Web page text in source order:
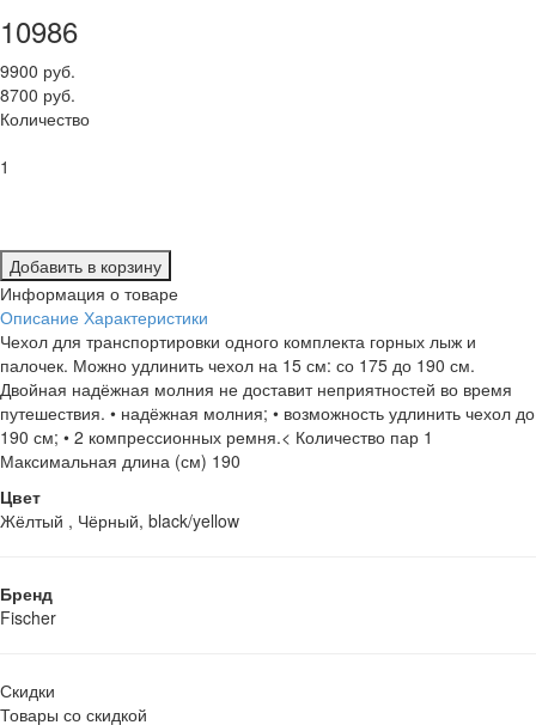
10986
9900 руб.
8700 руб.
Количество
1
Добавить в корзину
Информация о товаре
Описание Характеристики
Чехол для транспортировки одного комплекта горных лыж и
палочек. Можно удлинить чехол на 15 см: со 175 до 190 см.
Двойная надёжная молния не доставит неприятностей во время
путешествия. • надёжная молния; • возможность удлинить чехол до
190 см; • 2 компрессионных ремня.< Количество пар 1
Максимальная длина (см) 190
Цвет
Жёлтый , Чёрный, black/yellow
Бренд
Fischer
Скидки
Товары со скидкой